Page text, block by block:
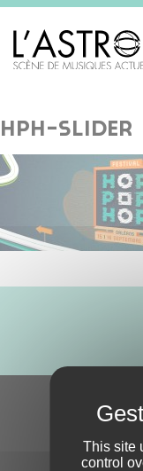
hph-slider
This site
control